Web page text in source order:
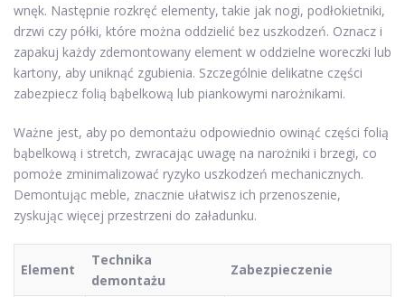
wnęk. Następnie rozkręć elementy, takie jak nogi, podłokietniki,
drzwi czy półki, które można oddzielić bez uszkodzeń. Oznacz i
zapakuj każdy zdemontowany element w oddzielne woreczki lub
kartony, aby uniknąć zgubienia. Szczególnie delikatne części
zabezpiecz folią bąbelkową lub piankowymi narożnikami.
Ważne jest, aby po demontażu odpowiednio owinąć części folią
bąbelkową i stretch, zwracając uwagę na narożniki i brzegi, co
pomoże zminimalizować ryzyko uszkodzeń mechanicznych.
Demontując meble, znacznie ułatwisz ich przenoszenie,
zyskując więcej przestrzeni do załadunku.
Element
Technika
demontażu
Zabezpieczenie